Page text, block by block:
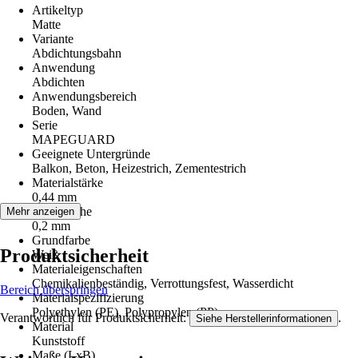
Artikeltyp
Matte
Variante
Abdichtungsbahn
Anwendung
Abdichten
Anwendungsbereich
Boden, Wand
Serie
MAPEGUARD
Geeignete Untergründe
Balkon, Beton, Heizestrich, Zementestrich
Materialstärke
0,44 mm
Mattenhöhe
0,2 mm
Grundfarbe
Weiß
Materialeigenschaften
Chemikalienbeständig, Verrottungsfest, Wasserdicht
Materialspezifizierung
Polyethylen (PE), Polypropylen (PP)
Material
Kunststoff
Maße (LxB)
Mehr anzeigen
Produktsicherheit
Bereich überspringen
Verantwortlich für Produktsicherheit: Siehe Herstellerinformationen .